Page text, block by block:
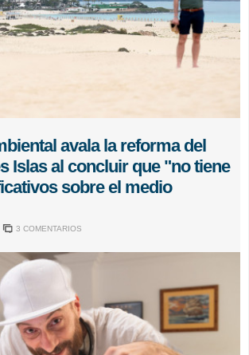
avala la reforma del
Islas al concluir que "no tiene
sobre el medio
3 COMENTARIOS